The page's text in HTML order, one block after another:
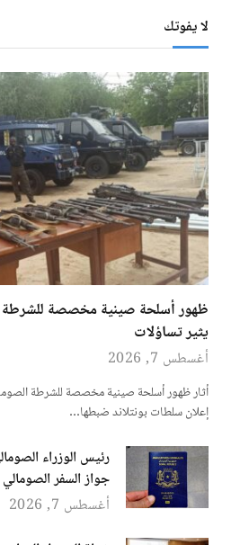
لا يفوتك
ظهور أسلحة صينية مخصصة للشرطة
يثير تساؤلات
أغسطس 7, 2026
أثار ظهور أسلحة صينية مخصصة للشرطة
إعلان سلطات بونتلاند ضبطها…
رئيس الوزراء
جواز السفر
أغسطس 7, 2026